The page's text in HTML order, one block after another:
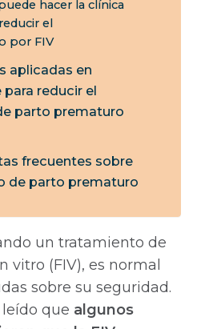
hacer la clínica
el
por FIV
aplicadas en
para reducir el
parto prematuro
frecuentes sobre
de parto prematuro
un tratamiento de
vitro (FIV), es normal
sobre su seguridad.
leído que algunos